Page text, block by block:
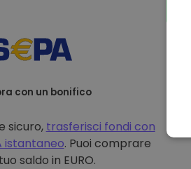
con un bonifico
sicuro, trasferisci fondi con
istantaneo. Puoi comprare
saldo in EURO.